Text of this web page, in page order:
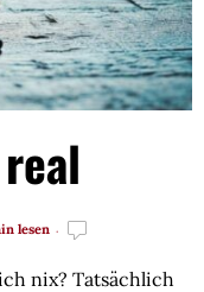
lesen
nix? Tatsächlich